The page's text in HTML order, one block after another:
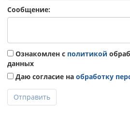
Сообщение:
Ознакомлен с политикой
данных
Даю согласие на обработку
Отправить